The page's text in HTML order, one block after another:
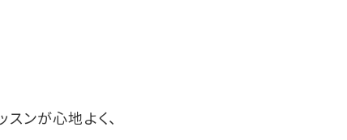
ンが心地よく、